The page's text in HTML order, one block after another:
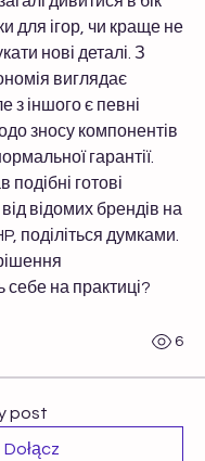
для ігор, чи краще не
нові деталі. З
виглядає
з іншого є певні
зносу компонентів
гарантії.
подібні готові
відомих брендів на
поділіться думками.
на практиці?
6
post
Dołącz